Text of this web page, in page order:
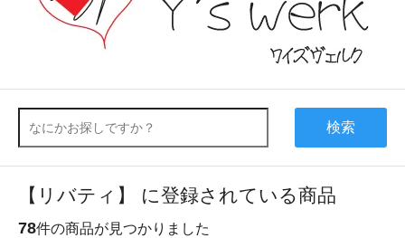
検索
【リバティ】 に登録されている商品
78件の商品が見つかりました